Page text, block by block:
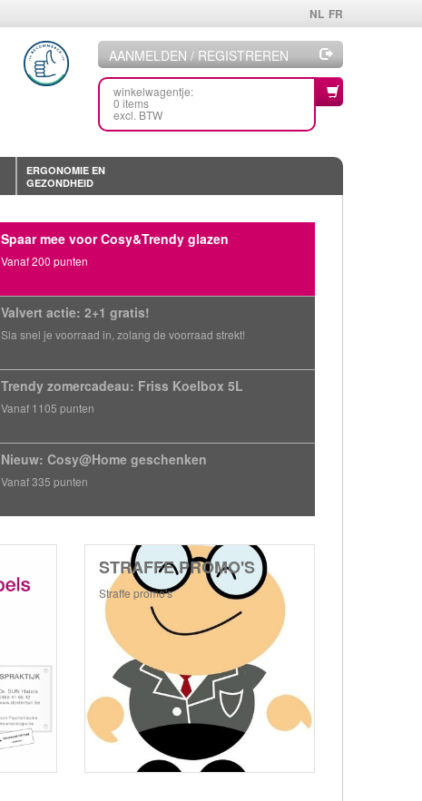
NL FR
AANMELDEN / REGISTREREN
winkelwagentje:
0 items
excl. BTW
ERGONOMIE EN
GEZONDHEID
Spaar mee voor Cosy&Trendy glazen
Vanaf 200 punten
Valvert actie: 2+1 gratis!
Sla snel je voorraad in, zolang de voorraad strekt!
Trendy zomercadeau: Friss Koelbox 5L
Vanaf 1105 punten
Nieuw: Cosy@Home geschenken
Vanaf 335 punten
STRAFFE PROMO'S
Straffe promo's